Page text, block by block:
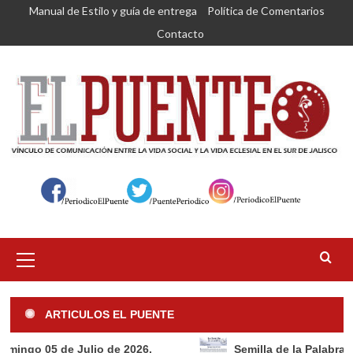
Saltar
contenido
Manual de Estilo y guía de entrega
Política de Comentarios
Contacto
primario
ARTICULOS EL PUENTE
de Julio de 2026. Semilla de la Palabra,